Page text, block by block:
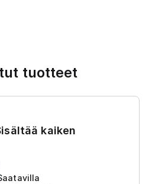
tuotteet
kaiken